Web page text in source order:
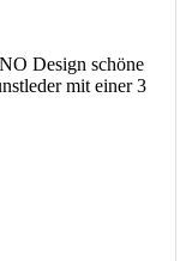
Design schöne
mit einer 3